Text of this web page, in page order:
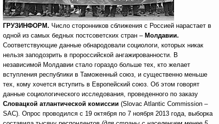
ГРУЗИНФОРМ. Число сторонников сближения с Россией нарастает в
одной из самых бедных постсоветских стран –Молдавии.
Соответствующие данные обнародовали социологи, которых никак
нельзя заподозрить в пророссийской ангажированности. В
независимой Молдавии стало гораздо больше тех, кто желает
вступления республики в Таможенный союз, и существенно меньше
тех, кому хочется вступить в Европейский союз. Об этом говорят
данные социологического исследования, проведенного по заказу
Словацкой атлантической комиссии (Slovac Atlantic Commission –
SAC). Опрос проводился с 19 октября по 7 ноября 2013 года, выборка